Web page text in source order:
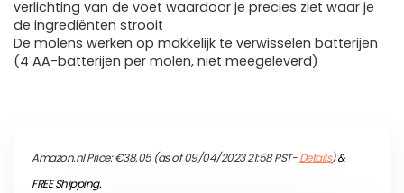
verlichting van de voet waardoor je precies ziet waar je
de ingrediënten strooit
De molens werken op makkelijk te verwisselen batterijen
(4 AA-batterijen per molen, niet meegeleverd)
Amazon.nl Price:€38.05(as of 09/04/2023 21:58 PST-Details)&
FREE Shipping.